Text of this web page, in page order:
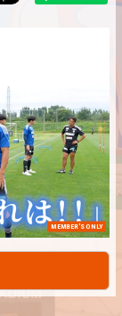
MEMBER'S ONLY